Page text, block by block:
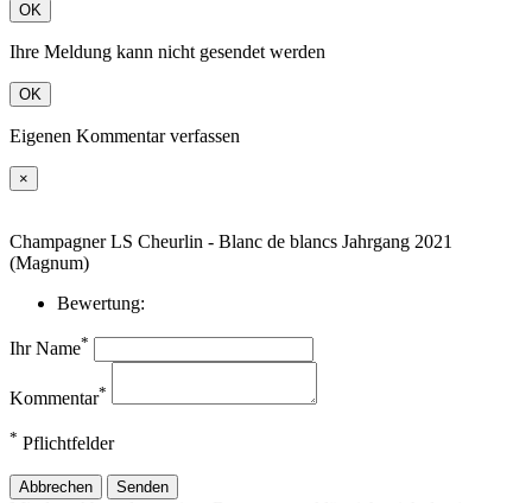
OK
Ihre Meldung kann nicht gesendet werden
OK
Eigenen Kommentar verfassen
×
Champagner LS Cheurlin - Blanc de blancs Jahrgang 2021
(Magnum)
Bewertung:
Ihr Name*
Kommentar*
* Pflichtfelder
Abbrechen Senden